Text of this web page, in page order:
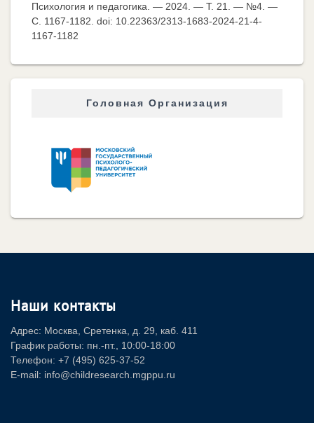
Психология и педагогика. — 2024. — Т. 21. — №4. —
C. 1167-1182. doi: 10.22363/2313-1683-2024-21-4-
1167-1182
Головная Организация
Наши контакты
Адрес: Москва, Сретенка, д. 29, каб. 411
График работы: пн.-пт., 10:00-18:00
Телефон: +7 (495) 625-37-52
E-mail: info@childresearch.mgppu.ru